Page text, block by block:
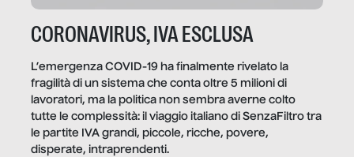
CORONAVIRUS, IVA ESCLUSA
L’emergenza COVID-19 ha finalmente rivelato la
fragilità di un sistema che conta oltre 5 milioni di
lavoratori, ma la politica non sembra averne colto
tutte le complessità: il viaggio italiano di SenzaFiltro tra
le partite IVA grandi, piccole, ricche, povere,
disperate, intraprendenti.